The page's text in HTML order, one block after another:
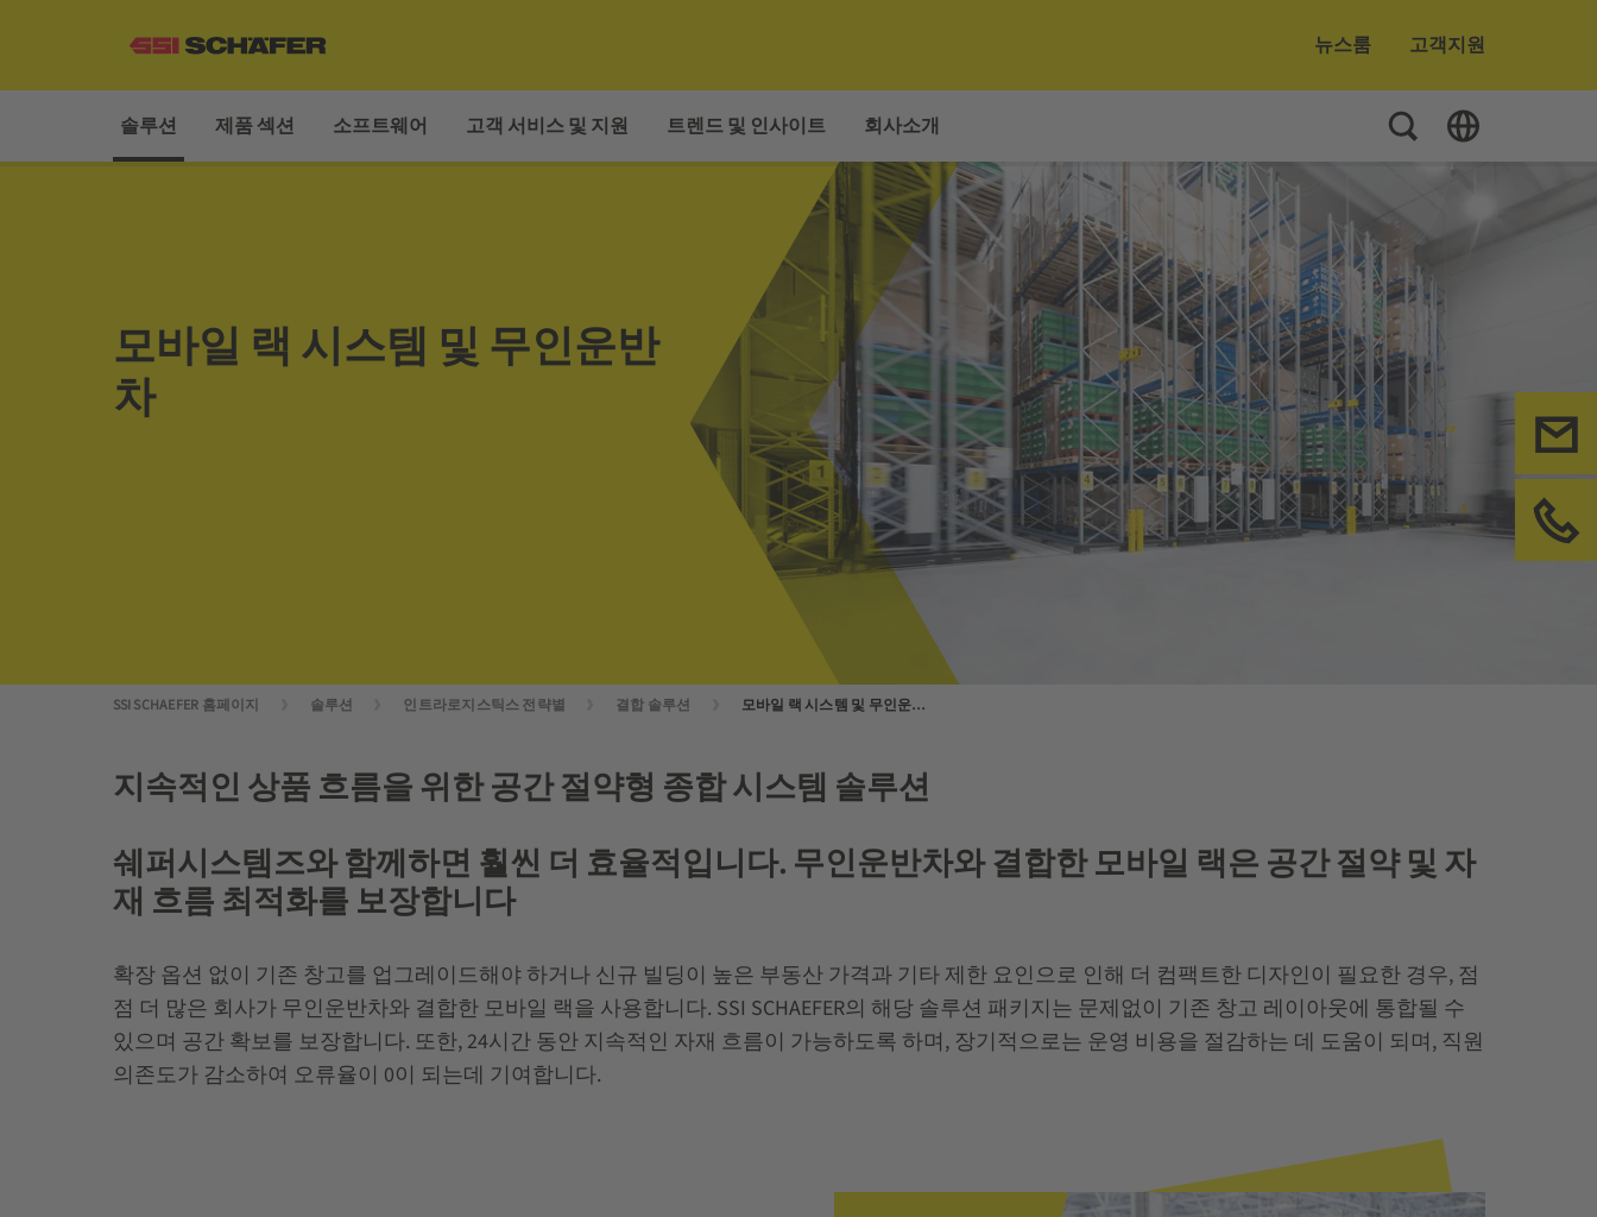
뉴스룸 고객지원
솔루션 제품 섹션 소프트웨어 고객 서비스 및 지원 트렌드 및 인사이트 회사소개
Toggle Search
Toggle
모바일 랙 시스템 및 무인운반
차
SSI SCHAEFER 홈페이지 솔루션 인트라로지스틱스 전략별 결합 솔루션 모바일 랙 시스템 및 무인운반차
지속적인 상품 흐름을 위한 공간 절약형 종합 시스템 솔루션
쉐퍼시스템즈와 함께하면 훨씬 더 효율적입니다. 무인운반차와 결합한 모바일 랙은 공간 절약 및 자
재 흐름 최적화를 보장합니다
확장 옵션 없이 기존 창고를 업그레이드해야 하거나 신규 빌딩이 높은 부동산 가격과 기타 제한 요인으로 인해 더 컴팩트한 디자인이 필요한 경우, 점
점 더 많은 회사가 무인운반차와 결합한 모바일 랙을 사용합니다. SSI SCHAEFER의 해당 솔루션 패키지는 문제없이 기존 창고 레이아웃에 통합될 수
있으며 공간 확보를 보장합니다. 또한, 24시간 동안 지속적인 자재 흐름이 가능하도록 하며, 장기적으로는 운영 비용을 절감하는 데 도움이 되며, 직원
의존도가 감소하여 오류율이 0이 되는데 기여합니다.